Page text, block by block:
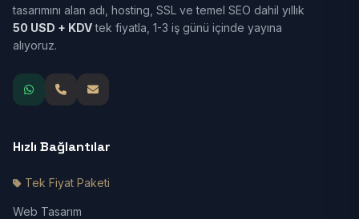
tasarımını alan adı, hosting, SSL ve temel SEO dahil yıllık
50 USD + KDVtek fiyatla, 1-3 iş günü içinde yayına
alıyoruz.
Hızlı Bağlantılar
Tek Fiyat Paketi
Web Tasarım